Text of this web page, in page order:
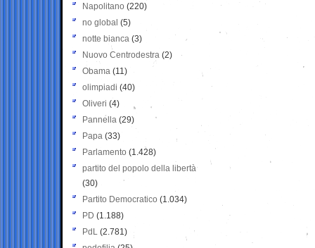
Napolitano (220)
no global (5)
notte bianca (3)
Nuovo Centrodestra (2)
Obama (11)
olimpiadi (40)
Oliveri (4)
Pannella (29)
Papa (33)
Parlamento (1.428)
partito del popolo della libertà
(30)
Partito Democratico (1.034)
PD (1.188)
PdL (2.781)